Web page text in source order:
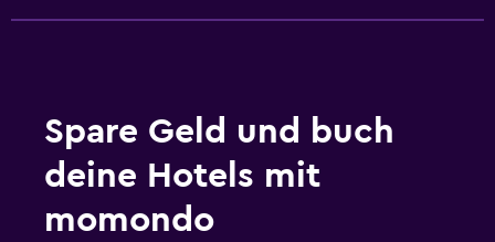
Spare Geld und buch
deine Hotels mit
momondo